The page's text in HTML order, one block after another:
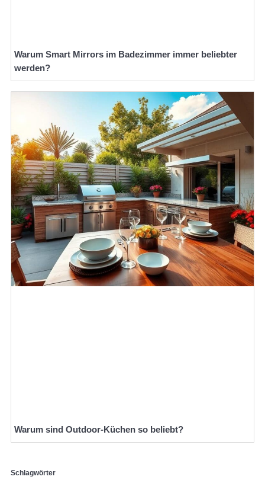
Warum Smart Mirrors im Badezimmer immer beliebter
werden?
Warum sind Outdoor-Küchen so beliebt?
Schlagwörter